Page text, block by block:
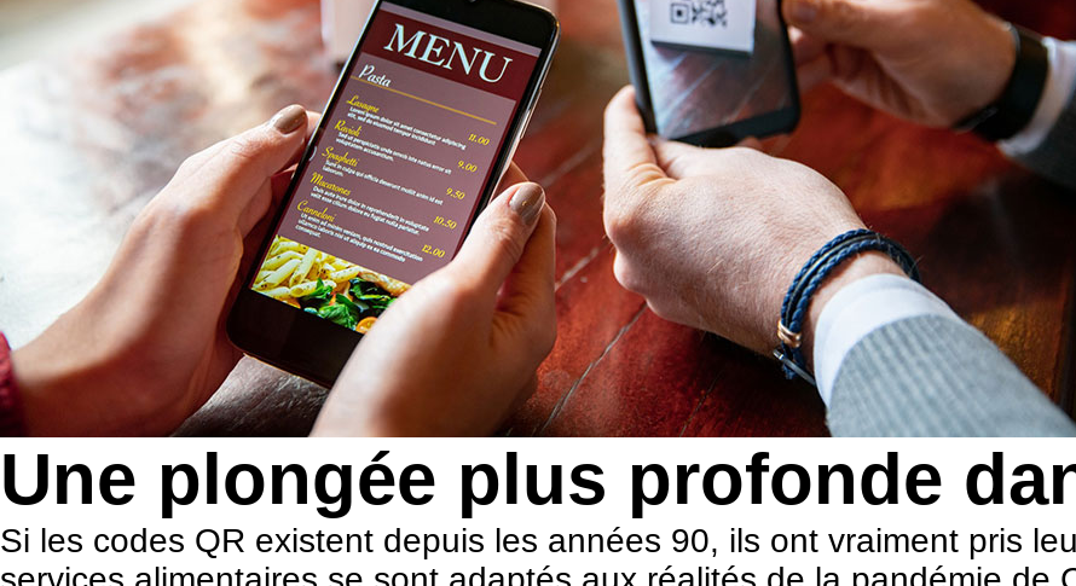
Une plongée plus profonde
Si les codes QR existent depuis les années 90, ils ont vraiment pris